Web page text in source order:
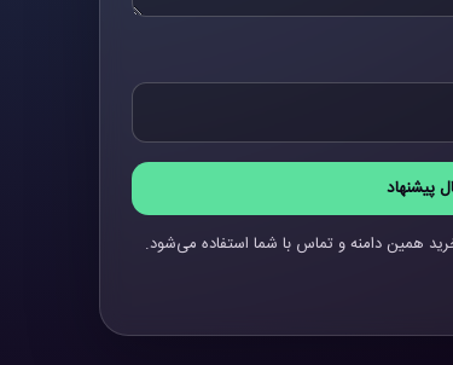
پیشنهاد
همین دامنه و تماس با شما استفاده می‌شود.